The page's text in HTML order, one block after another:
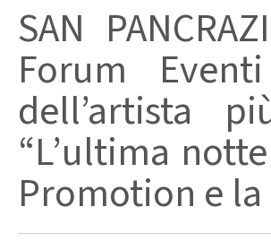
SAN
Forum
dell’artista
“L’ultima
Promotion e la